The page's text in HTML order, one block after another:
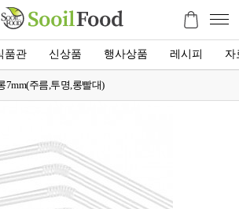
품관 신상품 행사상품 레시피 자
7mm(주름,투명,롱빨대)